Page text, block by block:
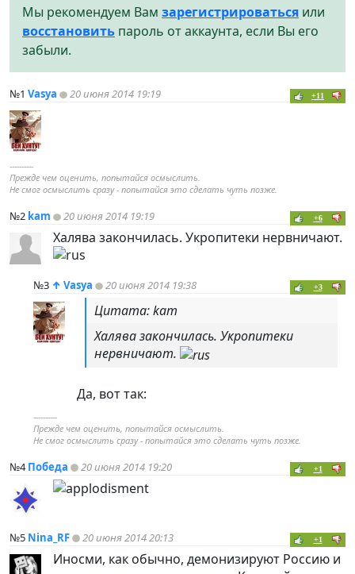
Мы рекомендуем Вам зарегистрироваться или
восстановить пароль от аккаунта, если Вы его
забыли.
№1 Vasya 20 июня 2014 19:19 +11
----------
Прежде чем оценить, попытайся осмыслить.
Не смог осмыслить сразу - попытайся это сделать чуть позже.
№2 kam 20 июня 2014 19:19 +6
Халява закончилась. Укропитеки нервничают.
№3 ↑ Vasya 20 июня 2014 19:38 +3
Цитата: kam
Халява закончилась. Укропитеки
нервничают.
Да, вот так:
----------
Прежде чем оценить, попытайся осмыслить.
Не смог осмыслить сразу - попытайся это сделать чуть позже.
№4Победа 20 июня 2014 19:20 +1
№5 Nina_RF 20 июня 2014 20:13 +1
Иносми, как обычно, демонизируют Россию и